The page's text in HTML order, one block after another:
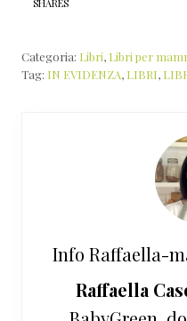
SHARES
Categoria: Libri, Libri per
Tag: IN EVIDENZA, LIBRI,
Info Raffaella-
Raffaella